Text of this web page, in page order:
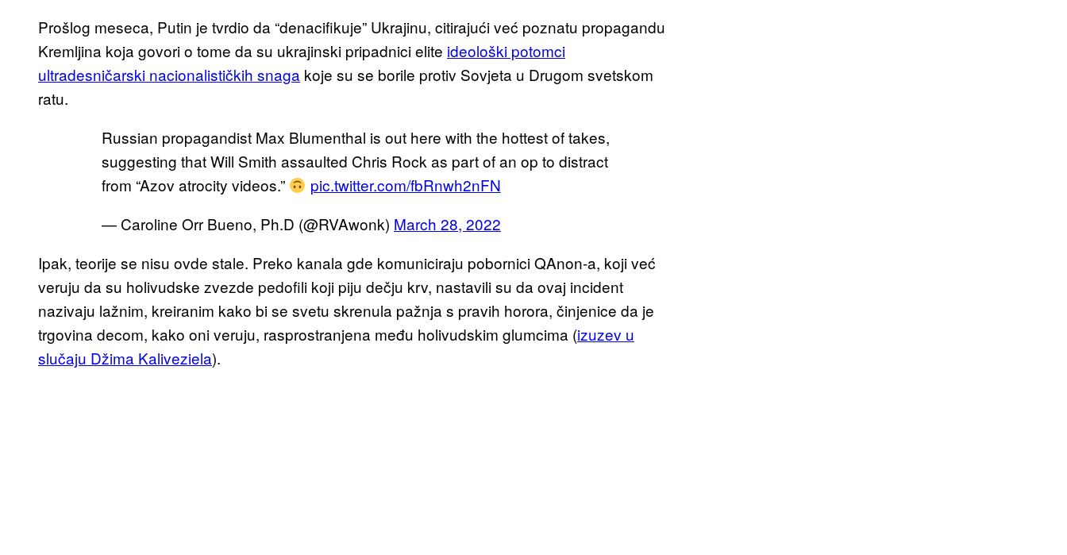
Prošlog meseca, Putin je tvrdio da “denacifikuje” Ukrajinu, citirajući već poznatu propagandu
Kremljina koja govori o tome da su ukrajinski pripadnici elite ideološki potomci
ultradesničarski nacionalističkih snaga koje su se borile protiv Sovjeta u Drugom svetskom
ratu.
Russian propagandist Max Blumenthal is out here with the hottest of takes,
suggesting that Will Smith assaulted Chris Rock as part of an op to distract
from “Azov atrocity videos.”
pic.twitter.com/fbRnwh2nFN
— Caroline Orr Bueno, Ph.D (@RVAwonk) March 28, 2022
Ipak, teorije se nisu ovde stale. Preko kanala gde komuniciraju pobornici QAnon-a, koji već
veruju da su holivudske zvezde pedofili koji piju dečju krv, nastavili su da ovaj incident
nazivaju lažnim, kreiranim kako bi se svetu skrenula pažnja s pravih horora, činjenice da je
trgovina decom, kako oni veruju, rasprostranjena među holivudskim glumcima (izuzev u
slučaju Džima Kaliveziela).